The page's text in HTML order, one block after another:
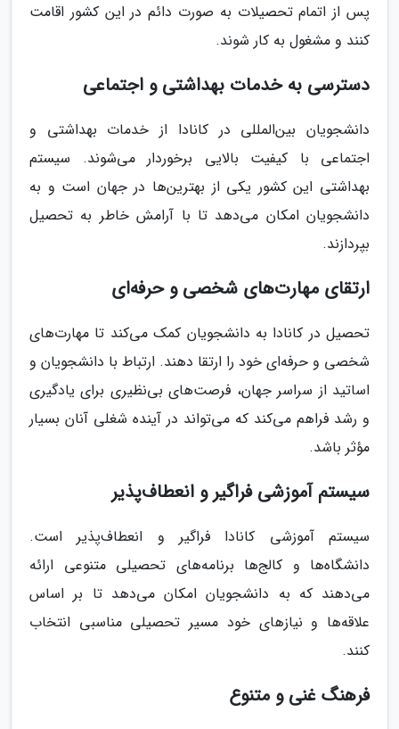
پس از اتمام تحصیلات به صورت دائم در این کشور اقامت
کنند و مشغول به کار شوند.
دسترسی به خدمات بهداشتی و اجتماعی
دانشجویان بین‌المللی در کانادا از خدمات بهداشتی و
اجتماعی با کیفیت بالایی برخوردار می‌شوند. سیستم
بهداشتی این کشور یکی از بهترین‌ها در جهان است و به
دانشجویان امکان می‌دهد تا با آرامش خاطر به تحصیل
بپردازند.
ارتقای مهارت‌های شخصی و حرفه‌ای
تحصیل در کانادا به دانشجویان کمک می‌کند تا مهارت‌های
شخصی و حرفه‌ای خود را ارتقا دهند. ارتباط با دانشجویان و
اساتید از سراسر جهان، فرصت‌های بی‌نظیری برای یادگیری
و رشد فراهم می‌کند که می‌تواند در آینده شغلی آنان بسیار
مؤثر باشد.
سیستم آموزشی فراگیر و انعطاف‌پذیر
سیستم آموزشی کانادا فراگیر و انعطاف‌پذیر است.
دانشگاه‌ها و کالج‌ها برنامه‌های تحصیلی متنوعی ارائه
می‌دهند که به دانشجویان امکان می‌دهد تا بر اساس
علاقه‌ها و نیازهای خود مسیر تحصیلی مناسبی انتخاب
کنند.
فرهنگ غنی و متنوع